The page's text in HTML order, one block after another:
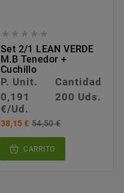
    
Set 2/1 LEAN VERDE
M.B Tenedor +
Cuchillo
P. Unit.
Cantidad
0,191
€/Ud.
200 Uds.
38,15 € 54,50 €
CARRITO